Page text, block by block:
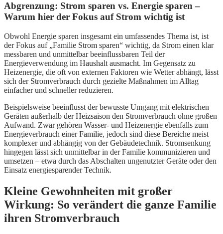
Abgrenzung: Strom sparen vs. Energie sparen –
Warum hier der Fokus auf Strom wichtig ist
Obwohl Energie sparen insgesamt ein umfassendes Thema ist, ist
der Fokus auf „Familie Strom sparen“ wichtig, da Strom einen klar
messbaren und unmittelbar beeinflussbaren Teil der
Energieverwendung im Haushalt ausmacht. Im Gegensatz zu
Heizenergie, die oft von externen Faktoren wie Wetter abhängt, lässt
sich der Stromverbrauch durch gezielte Maßnahmen im Alltag
einfacher und schneller reduzieren.
Beispielsweise beeinflusst der bewusste Umgang mit elektrischen
Geräten außerhalb der Heizsaison den Stromverbrauch ohne großen
Aufwand. Zwar gehören Wasser- und Heizenergie ebenfalls zum
Energieverbrauch einer Familie, jedoch sind diese Bereiche meist
komplexer und abhängig von der Gebäudetechnik. Stromsenkung
hingegen lässt sich unmittelbar in der Familie kommunizieren und
umsetzen – etwa durch das Abschalten ungenutzter Geräte oder den
Einsatz energiesparender Technik.
Kleine Gewohnheiten mit großer
Wirkung: So verändert die ganze Familie
ihren Stromverbrauch